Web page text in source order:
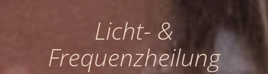
Licht- &
Frequenzheilung